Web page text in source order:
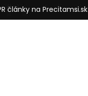
články na Precitamsi.sk